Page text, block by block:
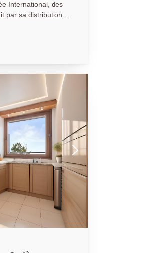
International, des
par sa distribution
Très
Au sein
il se compose
chambre. Vous